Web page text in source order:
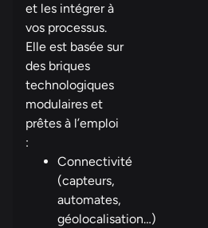
et les intégrer à
vos processus.
Elle est basée sur
des briques
technologiques
modulaires et
prêtes à l’emploi
:
Connectivité
(capteurs,
automates,
géolocalisation…)